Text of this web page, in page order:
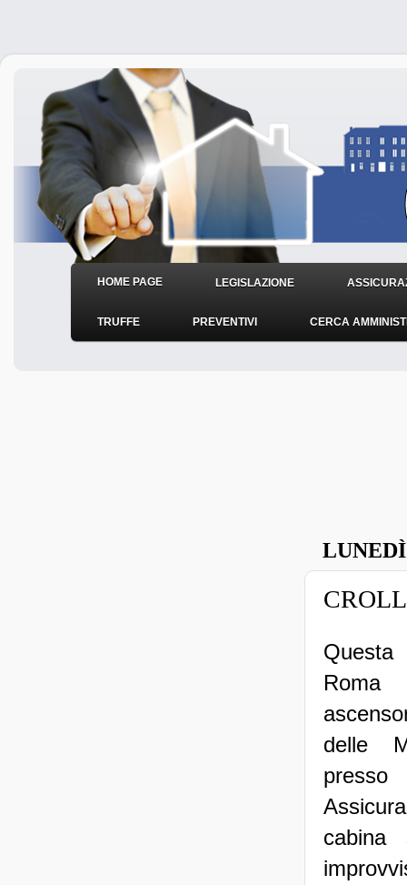
HOME PAGE LEGISLAZIONE
TRUFFE PREVENTIVI CERCA
Questa
delle